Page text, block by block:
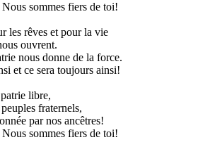
sommes fiers de toi!
les rêves et pour la vie
ouvrent.
nous donne de la force.
et ce sera toujours ainsi!
libre,
fraternels,
par nos ancêtres!
sommes fiers de toi!